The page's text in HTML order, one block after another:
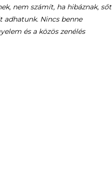
nem számít, ha hibáznak, sőt
adhatunk. Nincs benne
és a közös zenélés